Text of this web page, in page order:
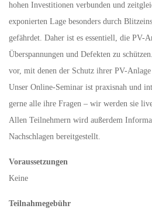
hohen Investitionen verbunden und
exponierten Lage besonders durch
gefährdet. Daher ist es essentiell, die PV-
Überspannungen und Defekten zu
vor, mit denen der Schutz ihrer PV-
Unser Online-Seminar ist praxisnah und
gerne alle ihre Fragen – wir werden sie
Allen Teilnehmern wird außerdem
Nachschlagen bereitgestellt.
Voraussetzungen
Keine
Teilnahmegebühr